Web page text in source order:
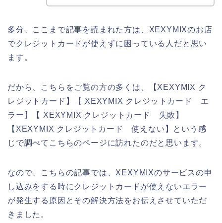
多分、ここまで記事を読まれた方は、XEXYMIXのお店
でクレジットカードが使えずに困っている人だと思い
ます。
だから、こちらをご覧の方の多くは、【XEXYMIX ク
レジットカード】【 XEXYMIX クレジットカード エ
ラー】【 XEXYMIX クレジットカード 失敗】
【XEXYMIX クレジットカード 使えない】という感
じで調べてこちらのページに訪れたのだと思います。
なので、こちらの記事では、XEXYMIXのサービスの申
し込みをする時にクレジットカードが使えないエラー
が発生する原因とその解決方法をお伝えさせていただ
きました。